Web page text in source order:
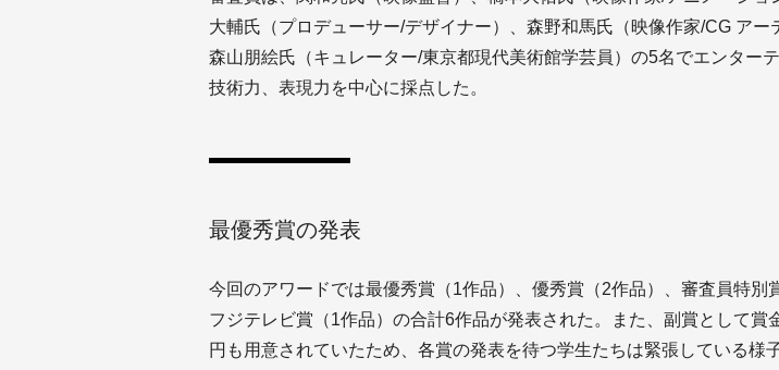
大輔氏（プロデューサー/デザイナー）、森野和馬氏（映像作家/CG アー
森山朋絵氏（キュレーター/東京都現代美術館学芸員）の5名でエンターテ
技術力、表現力を中心に採点した。
最優秀賞の発表
今回のアワードでは最優秀賞（1作品）、優秀賞（2作品）、審査員特別
フジテレビ賞（1作品）の合計6作品が発表された。また、副賞として賞
円も用意されていたため、各賞の発表を待つ学生たちは緊張している様